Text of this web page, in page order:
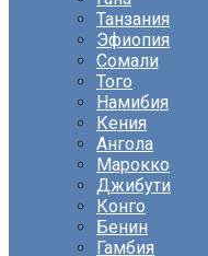
Танзания
Эфиопия
Сомали
Того
Намибия
Кения
Ангола
Марокко
Джибути
Конго
Бенин
Гамбия